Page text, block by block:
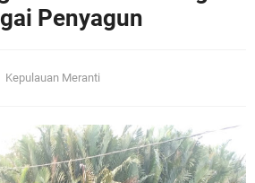
Penyagun
Kepulauan Meranti